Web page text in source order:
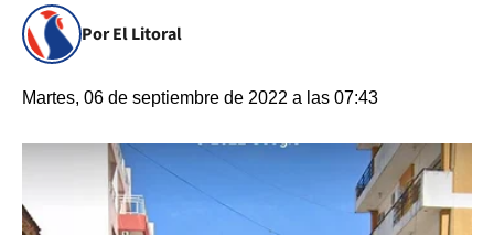
Por El Litoral
Martes, 06 de septiembre de 2022 a las 07:43